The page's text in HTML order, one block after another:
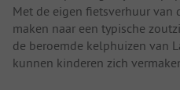
Met de eigen fietsverhuur van
maken naar een typische
de beroemde kelphuizen van
kunnen kinderen zich